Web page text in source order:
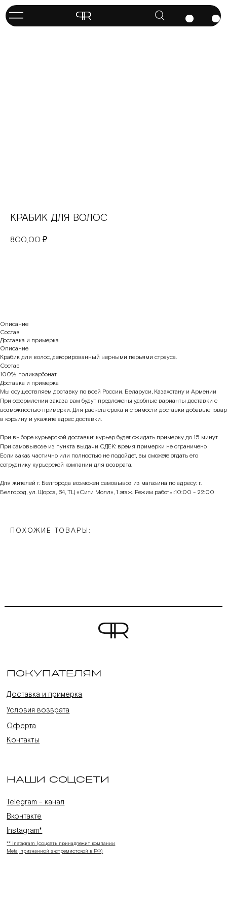
КРАБИК ДЛЯ ВОЛОС
800,00 ₽
Описание
Состав
Доставка и примерка
Описание
Крабик для волос, декорированный черными перьями страуса.
Состав
100% поликарбонат
Доставка и примерка
Мы осуществляем доставку по всей России, Беларуси, Казахстану и Армении
При оформлении заказа вам будут предложены удобные варианты доставки с
возможностью примерки. Для расчета срока и стоимости доставки добавьте товар
в корзину и укажите адрес доставки.
При выборе курьерской доставки: курьер будет ожидать примерку до 15 минут
При самовывозе из пункта выдачи СДЕК: время примерки не ограничено
Если заказ частично или полностью не подойдет, вы сможете отдать его
сотруднику курьерской компании для возврата.
Для жителей г. Белгорода возможен самовывоз из магазина по адресу: г.
Белгород, ул. Щорса, 64, ТЦ «Сити Молл», 1 этаж. Режим работы:10:00 - 22:00
ПОХОЖИЕ ТОВАРЫ:
ПОКУПАТЕЛЯМ
НАШИ СОЦСЕТИ
Telegram - канал
Вконтакте
Instagram*
** Instagram (соцсеть принадлежит компании
Meta, признанной экстремистской в РФ)
Доставка и примерка
Условия возврата
Оферта
Контакты